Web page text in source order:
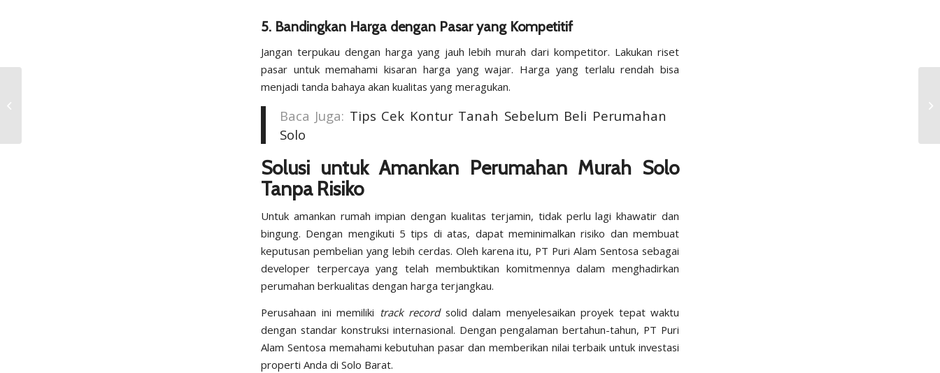
5. Bandingkan Harga dengan Pasar yang Kompetitif
Jangan terpukau dengan harga yang jauh lebih murah dari kompetitor. Lakukan riset
pasar untuk memahami kisaran harga yang wajar. Harga yang terlalu rendah bisa
menjadi tanda bahaya akan kualitas yang meragukan.
Baca Juga: Tips Cek Kontur Tanah Sebelum Beli Perumahan
Solo
Solusi untuk Amankan Perumahan Murah Solo
Tanpa Risiko
Untuk amankan rumah impian dengan kualitas terjamin, tidak perlu lagi khawatir dan
bingung. Dengan mengikuti 5 tips di atas, dapat meminimalkan risiko dan membuat
keputusan pembelian yang lebih cerdas. Oleh karena itu, PT Puri Alam Sentosa sebagai
developer terpercaya yang telah membuktikan komitmennya dalam menghadirkan
perumahan berkualitas dengan harga terjangkau.
Perusahaan ini memiliki track recordsolid dalam menyelesaikan proyek tepat waktu
dengan standar konstruksi internasional. Dengan pengalaman bertahun-tahun, PT Puri
Alam Sentosa memahami kebutuhan pasar dan memberikan nilai terbaik untuk investasi
properti Anda di Solo Barat.